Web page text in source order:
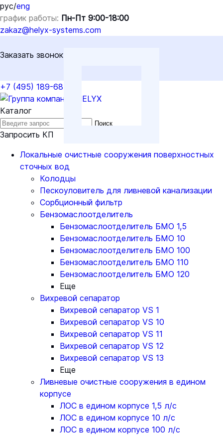
рус/eng
график работы: Пн-Пт 9:00-18:00
zakaz@helyx-systems.com
Заказать звонок
+7 (495) 189-68-04
Каталог
Поиск
Запросить КП
Локальные очистные сооружения поверхностных
сточных вод
Колодцы
Пескоуловитель для ливневой канализации
Сорбционный фильтр
Бензомаслоотделитель
Бензомаслоотделитель БМО 1,5
Бензомаслоотделитель БМО 10
Бензомаслоотделитель БМО 100
Бензомаслоотделитель БМО 110
Бензомаслоотделитель БМО 120
Еще
Вихревой сепаратор
Вихревой сепаратор VS 1
Вихревой сепаратор VS 10
Вихревой сепаратор VS 11
Вихревой сепаратор VS 12
Вихревой сепаратор VS 13
Еще
Ливневые очистные сооружения в едином
корпусе
ЛОС в едином корпусе 1,5 л/с
ЛОС в едином корпусе 10 л/с
ЛОС в едином корпусе 100 л/с